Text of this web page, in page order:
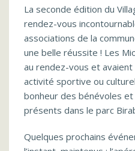
La seconde édition du
rendez-vous
associations de la
une belle réussite ! Les
au rendez-vous et
activité sportive ou
bonheur des bénévoles
présents dans le parc
Quelques prochains